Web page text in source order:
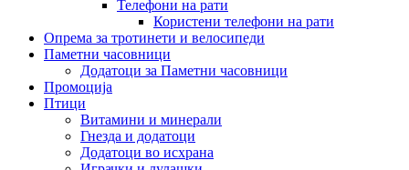
Телефони на рати
Користени телефони на рати
Опрема за тротинети и велосипеди
Паметни часовници
Додатоци за Паметни часовници
Промоција
Птици
Витамини и минерали
Гнезда и додатоци
Додатоци во исхрана